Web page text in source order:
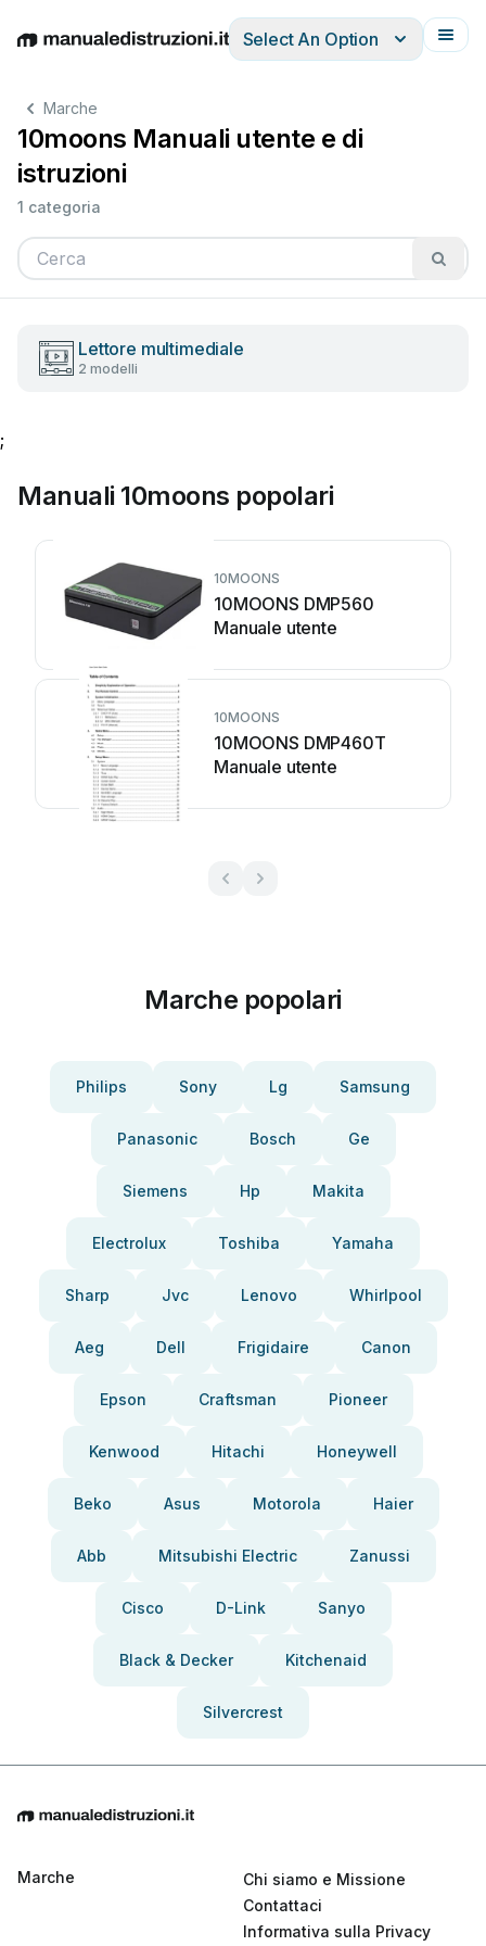
EnglishDeutschEspañolItalianoFrançais
Select An Option
Marche
10moons Manuali utente e di
istruzioni
1 categoria
Lettore multimediale
2 modelli
;
Manuali 10moons popolari
10MOONS
10MOONS DMP560
Manuale utente
10MOONS
10MOONS DMP460T
Manuale utente
Marche popolari
Philips Sony Lg Samsung
Panasonic Bosch Ge
Siemens Hp Makita
Electrolux Toshiba Yamaha
Sharp Jvc Lenovo Whirlpool
Aeg Dell Frigidaire Canon
Epson Craftsman Pioneer
Kenwood Hitachi Honeywell
Beko Asus Motorola Haier
Abb Mitsubishi Electric Zanussi
Cisco D-Link Sanyo
Black & Decker Kitchenaid
Silvercrest
Marche
Chi siamo e Missione
Contattaci
Informativa sulla Privacy